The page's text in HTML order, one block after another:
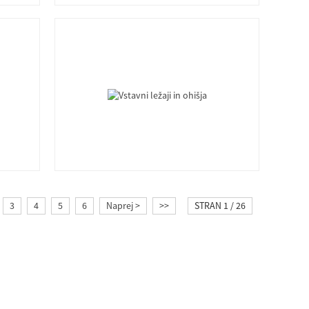
3 4 5 6 Naprej > >> STRAN 1 / 26